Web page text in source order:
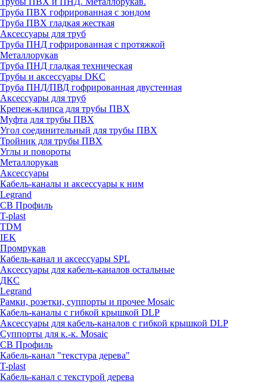
Труба ПВХ гофрированная с зондом
Труба ПВХ гладкая жесткая
Аксессуары для труб
Труба ПНД гофрированная с протяжкой
Металлорукав
Труба ПНД гладкая техническая
Трубы и аксессуары DKC
Труба ПНД/ПВД гофрированная двустенная
Аксессуары для труб
Крепеж-клипса для трубы ПВХ
Муфта для трубы ПВХ
Угол соединительный для трубы ПВХ
Тройник для трубы ПВХ
Углы и повороты
Металлорукав
Аксессуары
Кабель-каналы и аксессуары к ним
Legrand
СВ Профиль
T-plast
TDM
IEK
Промрукав
Кабель-канал и аксессуары SPL
Аксессуары для кабель-каналов остальные
ДКС
Legrand
Рамки, розетки, суппорты и прочее Mosaic
Кабель-каналы с гибкой крышкой DLP
Аксессуары для кабель-каналов с гибкой крышкой DLP
Суппорты для к.-к. Mosaic
СВ Профиль
Кабель-канал "текстура дерева"
T-plast
Кабель-канал с текстурой дерева